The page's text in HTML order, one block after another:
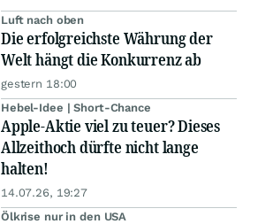
Luft nach oben
Die erfolgreichste Währung der
Welt hängt die Konkurrenz ab
gestern 18:00
Hebel-Idee | Short-Chance
Apple-Aktie viel zu teuer? Dieses
Allzeithoch dürfte nicht lange
halten!
14.07.26, 19:27
Ölkrise nur in den USA